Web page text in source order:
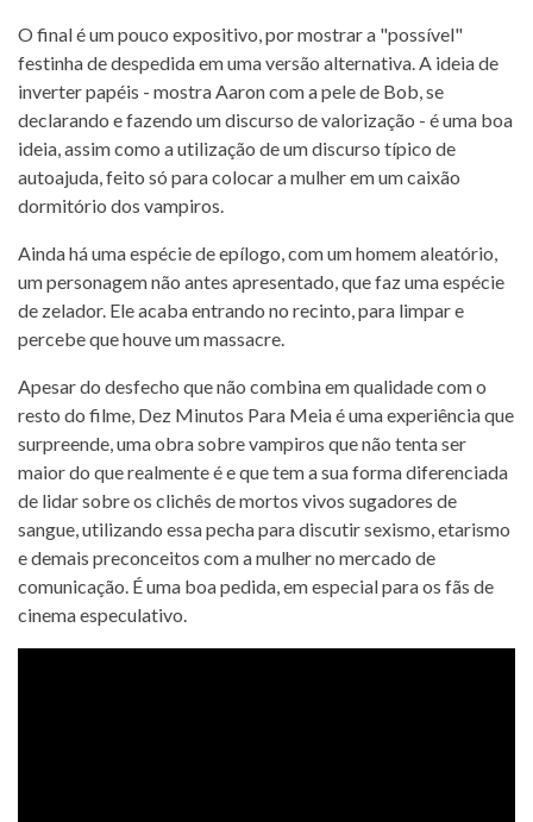
O final é um pouco expositivo, por mostrar a "possível"
festinha de despedida em uma versão alternativa. A ideia de
inverter papéis - mostra Aaron com a pele de Bob, se
declarando e fazendo um discurso de valorização - é uma boa
ideia, assim como a utilização de um discurso típico de
autoajuda, feito só para colocar a mulher em um caixão
dormitório dos vampiros.
Ainda há uma espécie de epílogo, com um homem aleatório,
um personagem não antes apresentado, que faz uma espécie
de zelador. Ele acaba entrando no recinto, para limpar e
percebe que houve um massacre.
Apesar do desfecho que não combina em qualidade com o
resto do filme, Dez Minutos Para Meia é uma experiência que
surpreende, uma obra sobre vampiros que não tenta ser
maior do que realmente é e que tem a sua forma diferenciada
de lidar sobre os clichês de mortos vivos sugadores de
sangue, utilizando essa pecha para discutir sexismo, etarismo
e demais preconceitos com a mulher no mercado de
comunicação. É uma boa pedida, em especial para os fãs de
cinema especulativo.